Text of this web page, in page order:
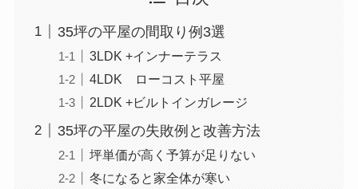
35坪の平屋の間取り例3選
3LDK +インナーテラス
4LDK ローコスト平屋
2LDK +ビルトインガレージ
35坪の平屋の失敗例と改善方法
坪単価が高く予算が足りない
冬になると家全体が寒い